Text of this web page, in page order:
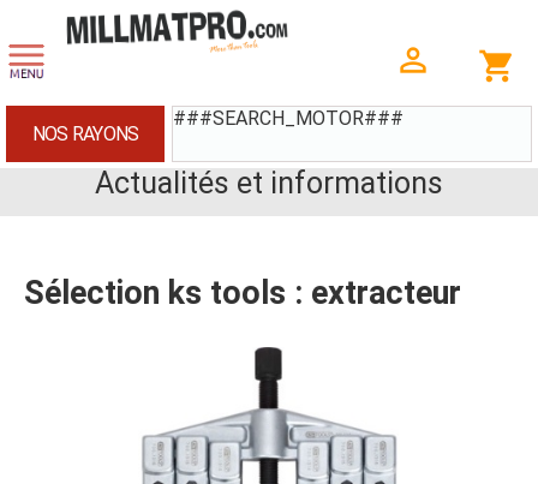
###SEARCH_MOTOR###
NOS RAYONS
Actualités et informations
Sélection ks tools : extracteur